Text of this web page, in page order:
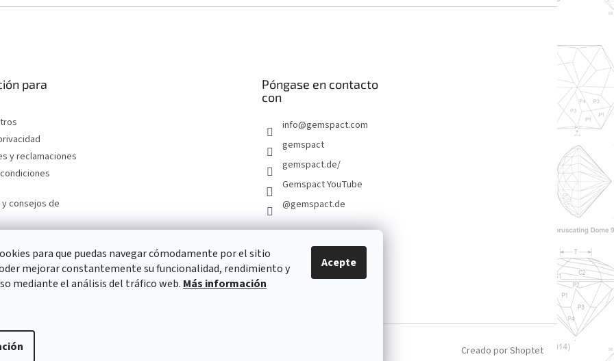
para que puedas navegar cómodamente por el sitio
mejorar constantemente su funcionalidad, rendimiento y
mediante el análisis del tráfico web. Más información
Acepte
para
y reclamaciones
consejos de
Póngase en contacto
con
info@gemspact.com
gemspact
gemspact.de/
Gemspact YouTube
@gemspact.de
FORMULARIO DE CONTACTO
Creado por Shoptet